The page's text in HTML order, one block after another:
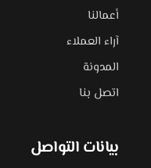
أعمالنا
آراء العملاء
المدونة
اتصل بنا
بيانات التواصل